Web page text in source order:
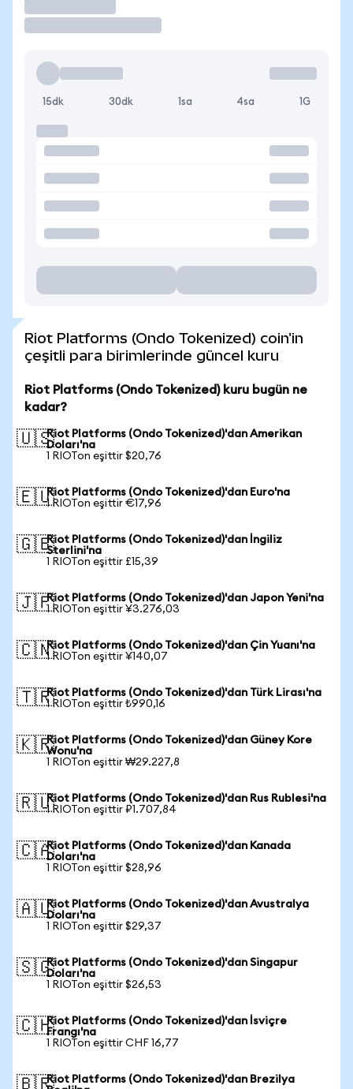
15dk 30dk 1sa 4sa 1G
Riot Platforms (Ondo Tokenized) coin'in
çeşitli para birimlerinde güncel kuru
Riot Platforms (Ondo Tokenized) kuru bugün ne
kadar?
🇺🇸Riot Platforms (Ondo Tokenized)'dan Amerikan
Doları'na
1 RIOTon eşittir $20,76
🇪🇺Riot Platforms (Ondo Tokenized)'dan Euro'na
1 RIOTon eşittir €17,96
🇬🇧Riot Platforms (Ondo Tokenized)'dan İngiliz
Sterlini'na
1 RIOTon eşittir £15,39
🇯🇵Riot Platforms (Ondo Tokenized)'dan Japon Yeni'na
1 RIOTon eşittir ¥3.276,03
🇨🇳Riot Platforms (Ondo Tokenized)'dan Çin Yuanı'na
1 RIOTon eşittir ¥140,07
🇹🇷Riot Platforms (Ondo Tokenized)'dan Türk Lirası'na
1 RIOTon eşittir ₺990,16
🇰🇷Riot Platforms (Ondo Tokenized)'dan Güney Kore
Wonu'na
1 RIOTon eşittir ₩29.227,8
🇷🇺Riot Platforms (Ondo Tokenized)'dan Rus Rublesi'na
1 RIOTon eşittir ₽1.707,84
🇨🇦Riot Platforms (Ondo Tokenized)'dan Kanada
Doları'na
1 RIOTon eşittir $28,96
🇦🇺Riot Platforms (Ondo Tokenized)'dan Avustralya
Doları'na
1 RIOTon eşittir $29,37
🇸🇬Riot Platforms (Ondo Tokenized)'dan Singapur
Doları'na
1 RIOTon eşittir $26,53
🇨🇭Riot Platforms (Ondo Tokenized)'dan İsviçre
Frangı'na
1 RIOTon eşittir CHF 16,77
🇧🇷Riot Platforms (Ondo Tokenized)'dan Brezilya